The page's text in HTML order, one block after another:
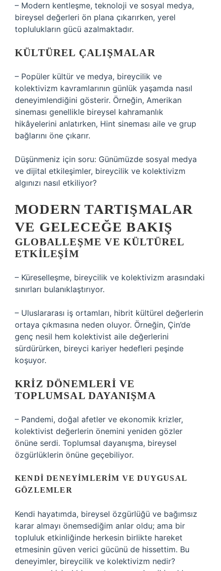
– Modern kentleşme, teknoloji ve sosyal medya,
bireysel değerleri ön plana çıkarırken, yerel
toplulukların gücü azalmaktadır.
KÜLTÜREL ÇALIŞMALAR
– Popüler kültür ve medya, bireycilik ve
kolektivizm kavramlarının günlük yaşamda nasıl
deneyimlendiğini gösterir. Örneğin, Amerikan
sineması genellikle bireysel kahramanlık
hikâyelerini anlatırken, Hint sineması aile ve grup
bağlarını öne çıkarır.
Düşünmeniz için soru: Günümüzde sosyal medya
ve dijital etkileşimler, bireycilik ve kolektivizm
algınızı nasıl etkiliyor?
MODERN TARTIŞMALAR
VE GELECEĞE BAKIŞ
GLOBALLEŞME VE KÜLTÜREL
ETKILEŞIM
– Küreselleşme, bireycilik ve kolektivizm arasındaki
sınırları bulanıklaştırıyor.
– Uluslararası iş ortamları, hibrit kültürel değerlerin
ortaya çıkmasına neden oluyor. Örneğin, Çin’de
genç nesil hem kolektivist aile değerlerini
sürdürürken, bireyci kariyer hedefleri peşinde
koşuyor.
KRIZ DÖNEMLERI VE
TOPLUMSAL DAYANIŞMA
– Pandemi, doğal afetler ve ekonomik krizler,
kolektivist değerlerin önemini yeniden gözler
önüne serdi. Toplumsal dayanışma, bireysel
özgürlüklerin önüne geçebiliyor.
KENDI DENEYIMLERIM VE DUYGUSAL
GÖZLEMLER
Kendi hayatımda, bireysel özgürlüğü ve bağımsız
karar almayı önemsediğim anlar oldu; ama bir
topluluk etkinliğinde herkesin birlikte hareket
etmesinin güven verici gücünü de hissettim. Bu
deneyimler, bireycilik ve kolektivizm nedir?